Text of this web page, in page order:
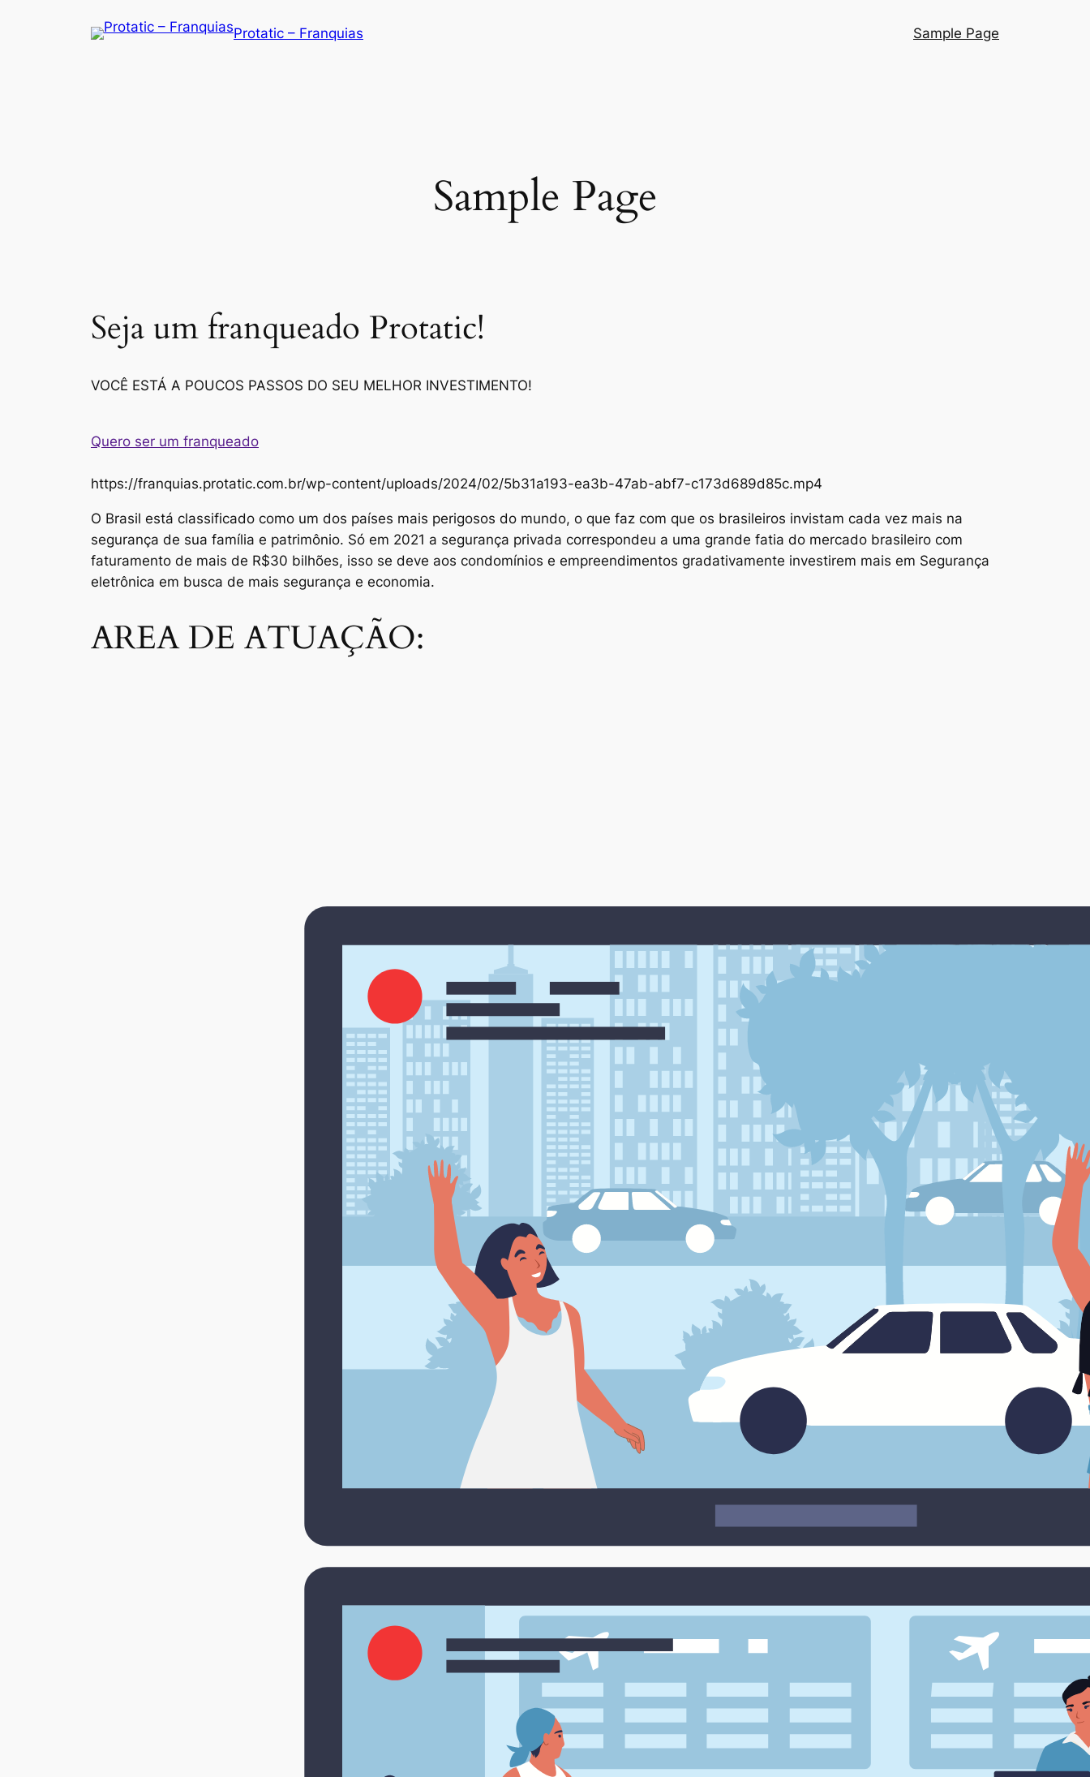
Protatic – Franquias Sample Page
Sample Page
Seja um franqueado Protatic!
VOCÊ ESTÁ A POUCOS PASSOS DO SEU MELHOR INVESTIMENTO!
Quero ser um franqueado
https://franquias.protatic.com.br/wp-content/uploads/2024/02/5b31a193-ea3b-47ab-abf7-c173d689d85c.mp4
O Brasil está classificado como um dos países mais perigosos do mundo, o que faz com que os brasileiros invistam cada vez mais na
segurança de sua família e patrimônio. Só em 2021 a segurança privada correspondeu a uma grande fatia do mercado brasileiro com
faturamento de mais de R$30 bilhões, isso se deve aos condomínios e empreendimentos gradativamente investirem mais em Segurança
eletrônica em busca de mais segurança e economia.
AREA DE ATUAÇÃO: